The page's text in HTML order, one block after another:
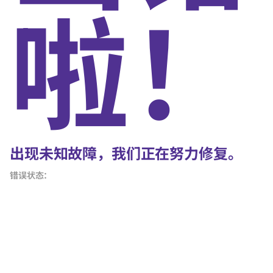
啦！
出现未知故障，我们正在努力修复。
错误状态：